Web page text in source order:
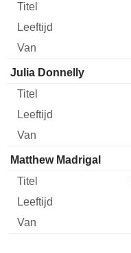
Julia Donnelly
Matthew Madrigal